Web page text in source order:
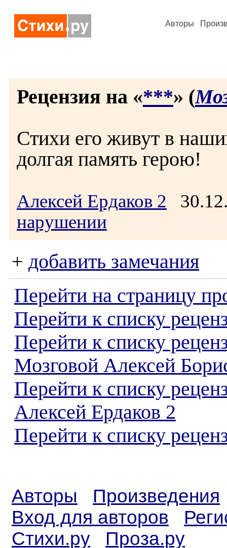
Авторы
Рецензия на «***» (
Стихи его живут в
долгая память герою!
Алексей Ердаков 2
нарушении
+ добавить замечания
Перейти на страницу
Перейти к списку
Перейти к списку
Мозговой Алексей
Перейти к списку
Алексей Ердаков 2
Перейти к списку
Авторы
Произведения
Вход для авторов
Стихи.ру
Проза.ру